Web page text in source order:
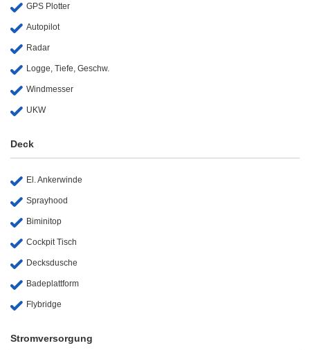
GPS Plotter
Autopilot
Radar
Logge, Tiefe, Geschw.
Windmesser
UKW
Deck
El. Ankerwinde
Sprayhood
Biminitop
Cockpit Tisch
Decksdusche
Badeplattform
Flybridge
Stromversorgung